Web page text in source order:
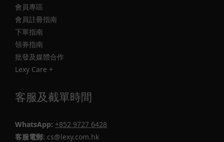
會員專區
會員註冊指南
下單指南
領券指南
批發及媒體合作
Lexy Care +
客服及截單時間
WhatsApp: +852 9727 6428
客服電郵: cs@lexy.com.hk